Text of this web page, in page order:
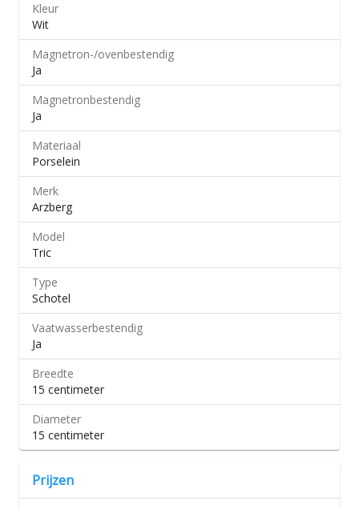
Kleur
Wit
Magnetron-/​ovenbestendig
Ja
Magnetronbestendig
Ja
Materiaal
Porselein
Merk
Arzberg
Model
Tric
Type
Schotel
Vaatwasserbestendig
Ja
Breedte
15 centimeter
Diameter
15 centimeter
Prijzen